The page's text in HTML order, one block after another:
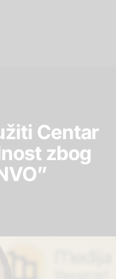
Centar
zbog